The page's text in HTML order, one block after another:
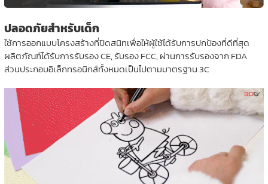
ปลอดภัยสำหรับเด็ก
ใช้การออกแบบโครงสร้างที่ปิดสนิทเพื่อให้ผู้ใช้ได้รับการปกป้องที่ดีที่สุด
ผลิตภัณฑ์ได้รับการรับรอง CE, รับรอง FCC, ผ่านการรับรองจาก FDA
ส่วนประกอบอิเล็กทรอนิกส์ทั้งหมดเป็นไปตามมาตรฐาน 3C